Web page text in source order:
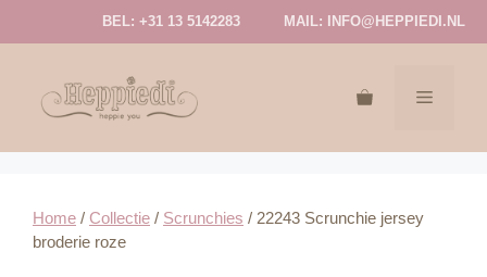
BEL: +31 13 5142283 MAIL: INFO@HEPPIEDI.NL
MENU
Home / Collectie / Scrunchies / 22243 Scrunchie jersey
broderie roze